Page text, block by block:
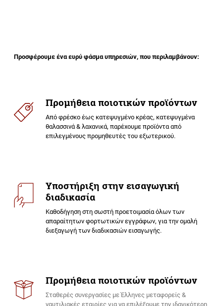
Προσφέρουμε ένα ευρύ φάσμα υπηρεσιών, που περιλαμβάνουν:
Προμήθειαποιοτικώνπροϊόντων
Από φρέσκο έως κατεψυγμένο κρέας, κατεψυγμένα
θαλασσινά & λαχανικά, παρέχουμε προϊόντα από
επιλεγμένους προμηθευτές του εξωτερικού.
Υποστήριξη στηνεισαγωγική
διαδικασία
Καθοδήγηση στη σωστή προετοιμασία όλων των
απαραίτητων φορτωτικών εγγράφων, για την ομαλή
διεξαγωγή των διαδικασιών εισαγωγής.
Προμήθειαποιοτικώνπροϊόντων
Σταθερές συνεργασίες με Έλληνες μεταφορείς &
ναυτιλιακές εταιρίες για να επιλέξουμε την ιδανικότερη